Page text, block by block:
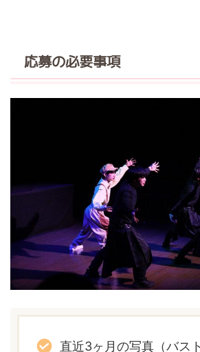
応募の必要事項
直近3ヶ月の写真（バス